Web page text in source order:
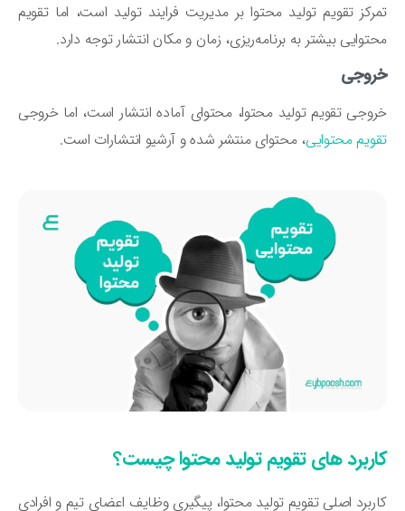
تقویم تولید محتوا بر مدیریت فرایند تولید است، اما تقویم
بیشتر به برنامه‌ریزی، زمان و مکان انتشار توجه دارد.
تقویم تولید محتوا، محتوای آماده انتشار است، اما خروجی
محتوایی، محتوای منتشر شده و آرشیو انتشارات است.
های تقویم تولید محتوا چیست؟
اصلی تقویم تولید محتوا، پیگیری وظایف اعضای تیم و افرادی